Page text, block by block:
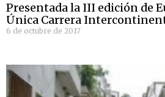
Presentada la III edición de
Única Carrera
6 de octubre de 2017